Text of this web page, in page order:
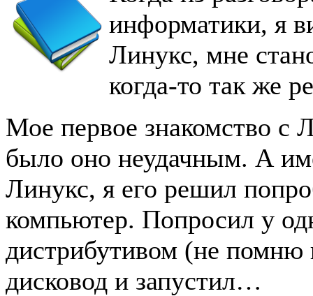
информатики, я
Линукс, мне
когда-то так же
Мое первое знакомство с
было оно неудачным. А
Линукс, я его решил
компьютер. Попросил у
дистрибутивом (не
дисковод и запустил…